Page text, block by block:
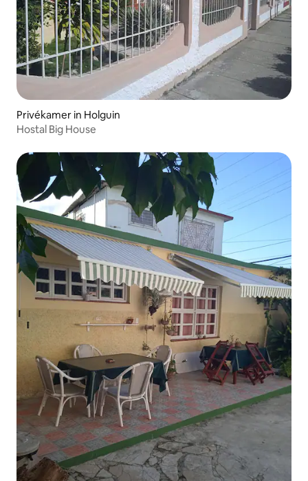
Privékamer in Holguin
Hostal Big House